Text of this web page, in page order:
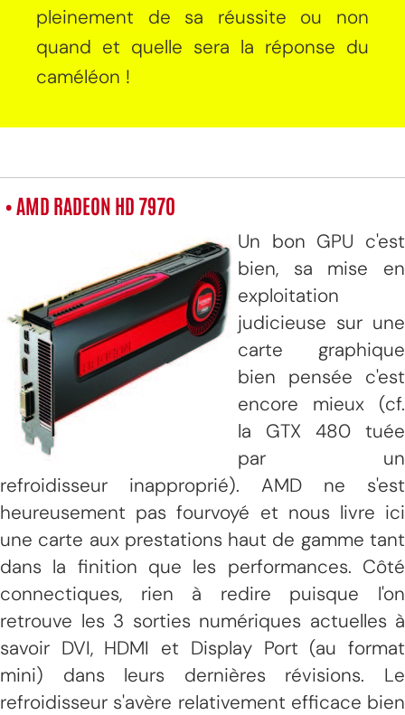
pleinement de sa réussite ou non
quand et quelle sera la réponse du
caméléon !
• AMD RADEON HD 7970
Un bon GPU c'est
bien, sa mise en
exploitation
judicieuse sur une
carte graphique
bien pensée c'est
encore mieux (cf.
la GTX 480 tuée
par un
refroidisseur inapproprié). AMD ne s'est
heureusement pas fourvoyé et nous livre ici
une carte aux prestations haut de gamme tant
dans la finition que les performances. Côté
connectiques, rien à redire puisque l'on
retrouve les 3 sorties numériques actuelles à
savoir DVI, HDMI et Display Port (au format
mini) dans leurs dernières révisions. Le
refroidisseur s'avère relativement efficace bien